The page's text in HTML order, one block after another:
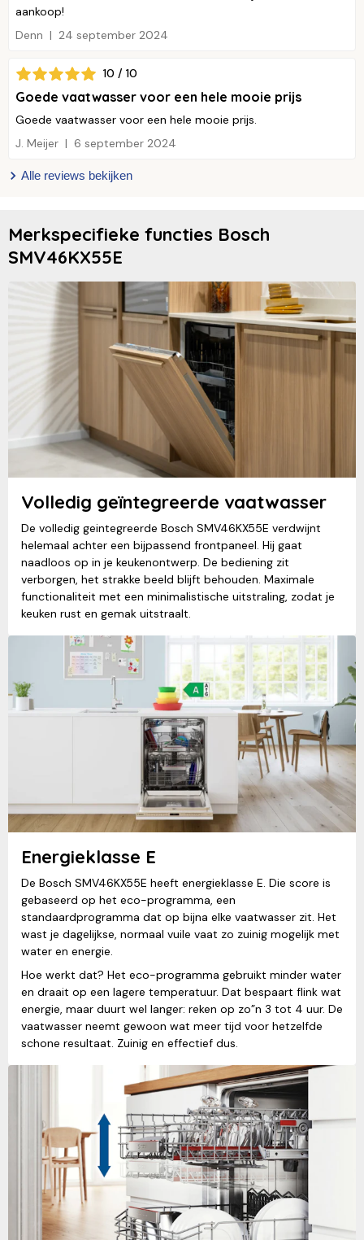
aankoop!
Denn
24 september 2024
10 / 10
Goede vaatwasser voor een hele mooie prijs
Goede vaatwasser voor een hele mooie prijs.
J. Meijer
6 september 2024
Alle reviews bekijken
Merkspecifieke functies Bosch
SMV46KX55E
Volledig geïntegreerde vaatwasser
De volledig geintegreerde Bosch SMV46KX55E verdwijnt
helemaal achter een bijpassend frontpaneel. Hij gaat
naadloos op in je keukenontwerp. De bediening zit
verborgen, het strakke beeld blijft behouden. Maximale
functionaliteit met een minimalistische uitstraling, zodat je
keuken rust en gemak uitstraalt.
Energieklasse E
De Bosch SMV46KX55E heeft energieklasse E. Die score is
gebaseerd op het eco-programma, een
standaardprogramma dat op bijna elke vaatwasser zit. Het
wast je dagelijkse, normaal vuile vaat zo zuinig mogelijk met
water en energie.
Hoe werkt dat? Het eco-programma gebruikt minder water
en draait op een lagere temperatuur. Dat bespaart flink wat
energie, maar duurt wel langer: reken op zo”n 3 tot 4 uur. De
vaatwasser neemt gewoon wat meer tijd voor hetzelfde
schone resultaat. Zuinig en effectief dus.